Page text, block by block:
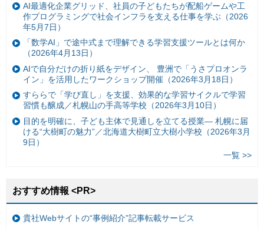
AI最適化企業グリッド、社員の子どもたちが配船ゲームや工
作プログラミングで社会インフラを支える仕事を学ぶ（2026
年5月7日）
「数学AI」で途中式まで理解できる学習支援ツールとは何か
（2026年4月13日）
AIで自分だけの折り紙をデザイン、 豊洲で「うさプロオンラ
イン」を活用したワークショップ開催（2026年3月18日）
すららで「学び直し」を支援、効果的な学習サイクルで学習
習慣も醸成／札幌山の手高等学校（2026年3月10日）
目的を明確に、子ども主体で見通しを立てる授業— 札幌に届
ける“大樹町の魅力”／北海道大樹町立大樹小学校（2026年3月
9日）
一覧 >>
おすすめ情報 <PR>
貴社Webサイトの“事例紹介”記事転載サービス